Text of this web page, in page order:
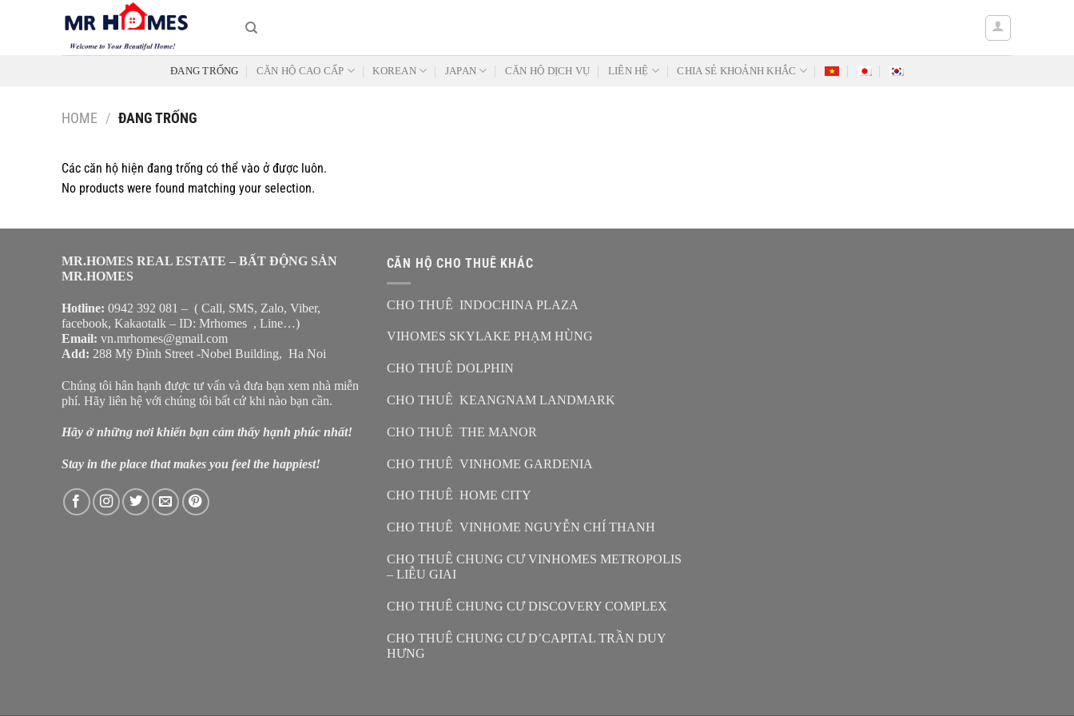
ĐANG TRỐNG CĂN HỘ CAO CẤP KOREAN JAPAN CĂN HỘ DỊCH VỤ LIÊN HỆ CHIA SẺ KHOẢNH KHẮC
HOME / ĐANG TRỐNG
Các căn hộ hiện đang trống có thể vào ở được luôn.
No products were found matching your selection.
MR.HOMES REAL ESTATE – BẤT ĐỘNG SẢN
MR.HOMES
Hotline: 0942 392 081 – ( Call, SMS, Zalo, Viber,
facebook, Kakaotalk – ID: Mrhomes , Line…)
Email: vn.mrhomes@gmail.com
Add: 288 Mỹ Đình Street -Nobel Building, Ha Noi
Chúng tôi hân hạnh được tư vấn và đưa bạn xem nhà miễn
phí. Hãy liên hệ với chúng tôi bất cứ khi nào bạn cần.
Hãy ở những nơi khiến bạn cảm thấy hạnh phúc nhất!
Stay in the place that makes you feel the happiest!
CĂN HỘ CHO THUÊ KHÁC
CHO THUÊ INDOCHINA PLAZA
VIHOMES SKYLAKE PHẠM HÙNG
CHO THUÊ DOLPHIN
CHO THUÊ KEANGNAM LANDMARK
CHO THUÊ THE MANOR
CHO THUÊ VINHOME GARDENIA
CHO THUÊ HOME CITY
CHO THUÊ VINHOME NGUYỄN CHÍ THANH
CHO THUÊ CHUNG CƯ VINHOMES METROPOLIS
– LIỄU GIAI
CHO THUÊ CHUNG CƯ DISCOVERY COMPLEX
CHO THUÊ CHUNG CƯ D’CAPITAL TRẦN DUY
HƯNG